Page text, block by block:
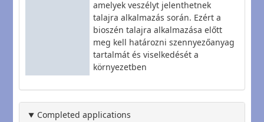
amelyek veszélyt jelenthetnek
talajra alkalmazás során. Ezért a
bioszén talajra alkalmazása előtt
meg kell határozni szennyezőanyag
tartalmát és viselkedését a
környezetben
Completed applications